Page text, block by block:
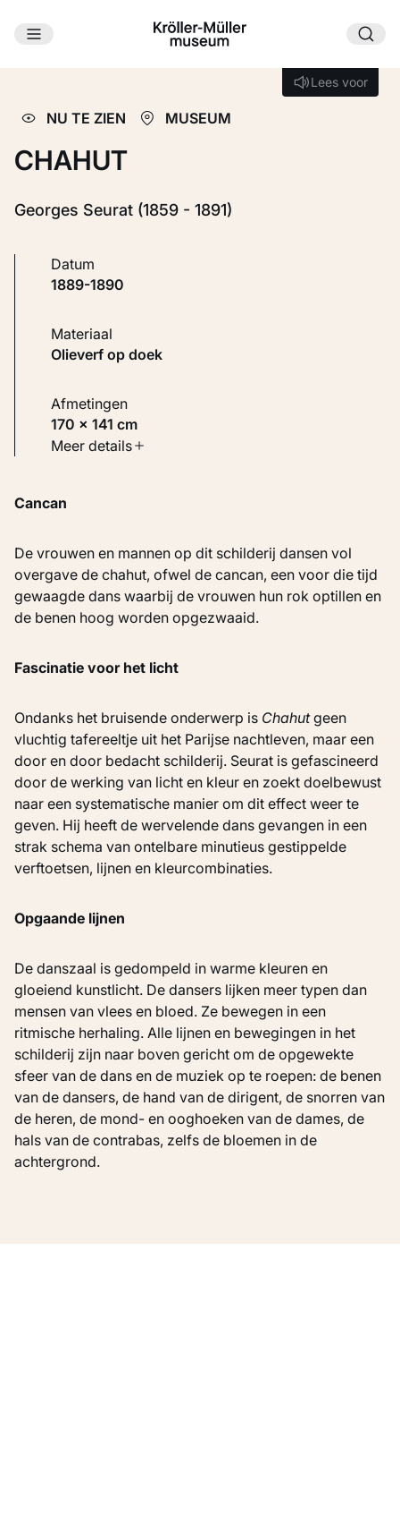
Ga naar hoofdinhoud
Lees voor
Lees voor
NU TE ZIEN MUSEUM
CHAHUT
Georges Seurat (1859 - 1891)
Datum
1889-1890
Materiaal
Olieverf op doek
Afmetingen
170 × 141 cm
Soort werk
Meer details
Cancan
De vrouwen en mannen op dit schilderij dansen vol
overgave de chahut, ofwel de cancan, een voor die tijd
gewaagde dans waarbij de vrouwen hun rok optillen en
de benen hoog worden opgezwaaid.
Fascinatie voor het licht
Ondanks het bruisende onderwerp is Chahutgeen
vluchtig tafereeltje uit het Parijse nachtleven, maar een
door en door bedacht schilderij. Seurat is gefascineerd
door de werking van licht en kleur en zoekt doelbewust
naar een systematische manier om dit effect weer te
geven. Hij heeft de wervelende dans gevangen in een
strak schema van ontelbare minutieus gestippelde
verftoetsen, lijnen en kleurcombinaties.
Opgaande lijnen
De danszaal is gedompeld in warme kleuren en
gloeiend kunstlicht. De dansers lijken meer typen dan
mensen van vlees en bloed. Ze bewegen in een
ritmische herhaling. Alle lijnen en bewegingen in het
schilderij zijn naar boven gericht om de opgewekte
sfeer van de dans en de muziek op te roepen: de benen
van de dansers, de hand van de dirigent, de snorren van
de heren, de mond- en ooghoeken van de dames, de
hals van de contrabas, zelfs de bloemen in de
achtergrond.